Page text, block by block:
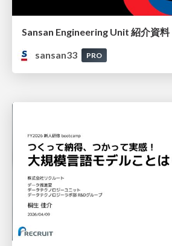
Sansan Engineering Unit 紹介資料
sansan33
PRO